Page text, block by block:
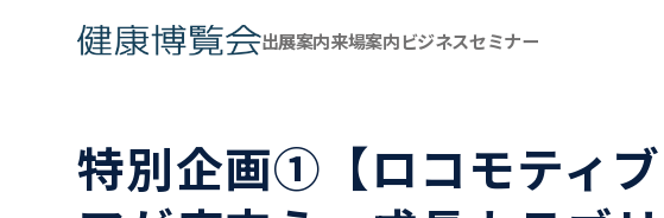
出展案内来場案内ビジネスセミナー
特別企画①【ロコモティ